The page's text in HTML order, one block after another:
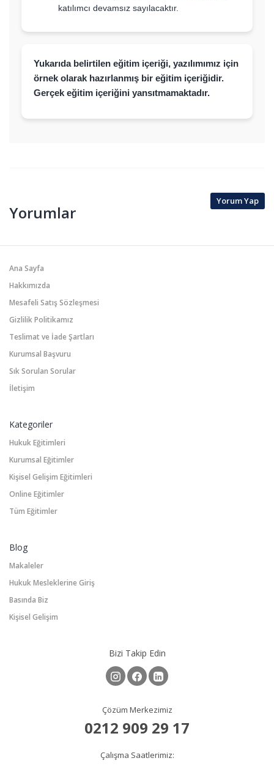
katılımcı devamsız sayılacaktır.
Yukarıda belirtilen eğitim içeriği, yazılımımız için
örnek olarak hazırlanmış bir eğitim içeriğidir.
Gerçek eğitim içeriğini yansıtmamaktadır.
Yorumlar
Yorum Yap
Ana Sayfa
Hakkımızda
Mesafeli Satış Sözleşmesi
Gizlilik Politikamız
Teslimat ve İade Şartları
Kurumsal Başvuru
Sık Sorulan Sorular
İletişim
Kategoriler
Hukuk Eğitimleri
Kurumsal Eğitimler
Kişisel Gelişim Eğitimleri
Online Eğitimler
Tüm Eğitimler
Blog
Makaleler
Hukuk Mesleklerine Giriş
Basında Biz
Kişisel Gelişim
Bizi Takip Edin
Çözüm Merkezimiz
0212 909 29 17
Çalışma Saatlerimiz: